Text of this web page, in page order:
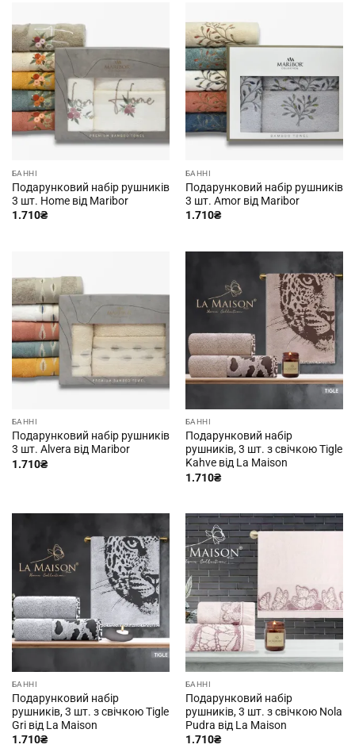
БАННІ
Подарунковий набір рушників
3 шт. Home від Maribor
1.710₴
БАННІ
Подарунковий набір рушників
3 шт. Amor від Maribor
1.710₴
БАННІ
Подарунковий набір рушників
3 шт. Alvera від Maribor
1.710₴
БАННІ
Подарунковий набір
рушників, 3 шт. з свічкою Tigle
Kahve від La Maison
1.710₴
БАННІ
Подарунковий набір
рушників, 3 шт. з свічкою Tigle
Gri від La Maison
1.710₴
БАННІ
Подарунковий набір
рушників, 3 шт. з свічкою Nola
Pudra від La Maison
1.710₴